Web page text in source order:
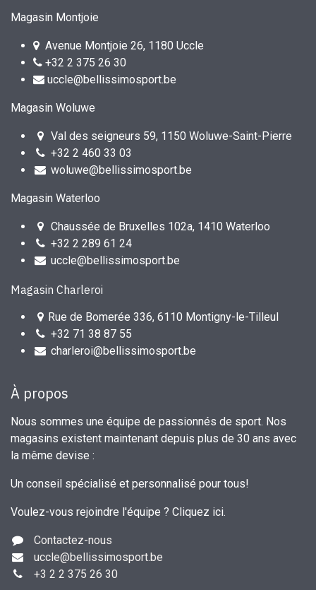
Magasin Montjoie
Avenue Montjoie 26, 1180 Uccle
+32 2 375 26 30
uccle@bellissimosport.be
Magasin Woluwe
Val des seigneurs 59, 1150 Woluwe-Saint-Pierre
+32 2 460 33 03
woluwe@bellissimosport.be
Magasin Waterloo
Chaussée de Bruxelles 102a, 1410 Waterloo
+32 2 289 61 24
uccle@bellissimosport.be
Magasin Charleroi
Rue de Bomerée 336, 6110 Montigny-le-Tilleul
+32 71 38 87 55
charleroi@bellissimosport.be
À propos
Nous sommes une équipe de passionnés de sport. Nos
magasins existent maintenant depuis plus de 30 ans avec
la même devise :
Un conseil spécialisé et personnalisé pour tous!
Voulez-vous rejoindre l'équipe ? Cliquez ici.
Contactez-nous
uccle@bellissimosport.be
+3 2 2 375 26 30